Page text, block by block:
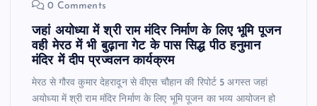
0 Comments
जहां अयोध्या में श्री राम मंदिर निर्माण के लिए भूमि पूजन
वही मेरठ में भी बुढ़ाना गेट के पास सिद्ध पीठ हनुमान
मंदिर में दीप प्रज्वलन कार्यक्रम
मेरठ से गौरव कुमार देहरादून से वीएस चौहान की रिपोर्ट 5 अगस्त जहां
अयोध्या में श्री राम मंदिर निर्माण के लिए भूमि पूजन का भव्य आयोजन हो